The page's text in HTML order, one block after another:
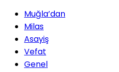
Muğla’dan
Milas
Asayiş
Vefat
Genel